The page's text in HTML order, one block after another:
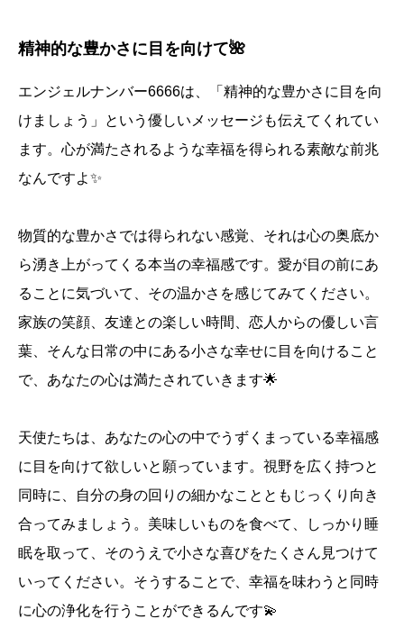
精神的な豊かさに目を向けて🌺
エンジェルナンバー6666は、「精神的な豊かさに目を向
けましょう」という優しいメッセージも伝えてくれてい
ます。心が満たされるような幸福を得られる素敵な前兆
なんですよ✨
物質的な豊かさでは得られない感覚、それは心の奥底か
ら湧き上がってくる本当の幸福感です。愛が目の前にあ
ることに気づいて、その温かさを感じてみてください。
家族の笑顔、友達との楽しい時間、恋人からの優しい言
葉、そんな日常の中にある小さな幸せに目を向けること
で、あなたの心は満たされていきます🌟
天使たちは、あなたの心の中でうずくまっている幸福感
に目を向けて欲しいと願っています。視野を広く持つと
同時に、自分の身の回りの細かなことともじっくり向き
合ってみましょう。美味しいものを食べて、しっかり睡
眠を取って、そのうえで小さな喜びをたくさん見つけて
いってください。そうすることで、幸福を味わうと同時
に心の浄化を行うことができるんです💫